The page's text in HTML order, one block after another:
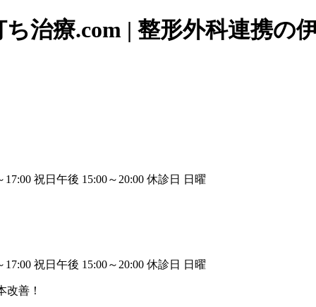
治療.com | 整形外科連携の